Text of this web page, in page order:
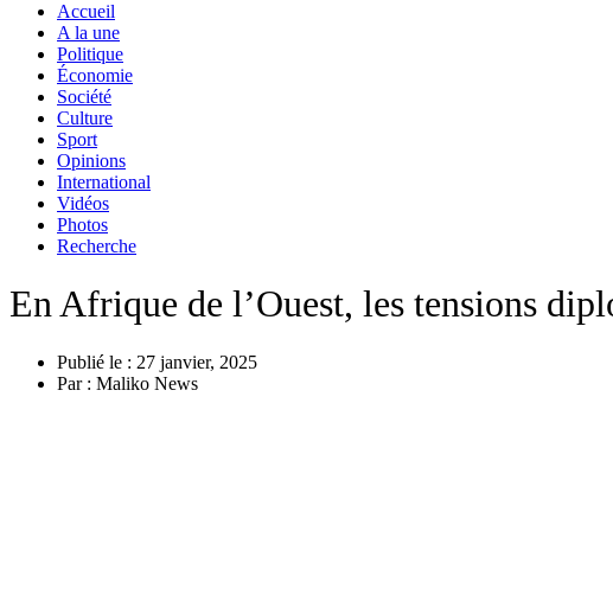
Accueil
A la une
Politique
Économie
Société
Culture
Sport
Opinions
International
Vidéos
Photos
Recherche
En Afrique de l’Ouest, les tensions
Publié le : 27 janvier, 2025
Par : Maliko News